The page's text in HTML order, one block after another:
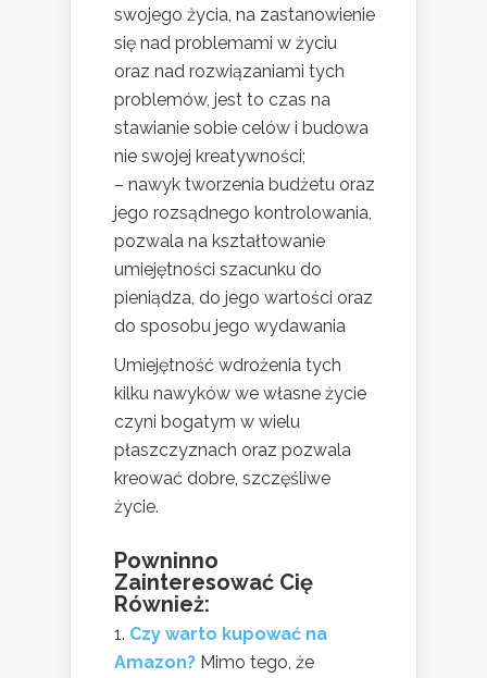
swojego życia, na zastanowienie
się nad problemami w życiu
oraz nad rozwiązaniami tych
problemów, jest to czas na
stawianie sobie celów i budowa
nie swojej kreatywności;
– nawyk tworzenia budżetu oraz
jego rozsądnego kontrolowania,
pozwala na kształtowanie
umiejętności szacunku do
pieniądza, do jego wartości oraz
do sposobu jego wydawania
Umiejętność wdrożenia tych
kilku nawyków we własne życie
czyni bogatym w wielu
płaszczyznach oraz pozwala
kreować dobre, szczęśliwe
życie.
Powninno
Zainteresować Cię
Również:
Czy warto kupować na
Amazon? Mimo tego, że